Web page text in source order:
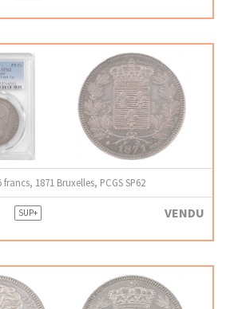
francs, 1871 Bruxelles, PCGS SP62
SUP+ VENDU